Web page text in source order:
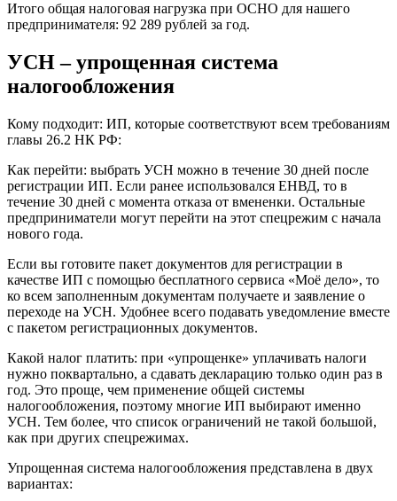
Итого общая налоговая нагрузка при ОСНО для нашего
предпринимателя: 92 289 рублей за год.
УСН – упрощенная система
налогообложения
Кому подходит: ИП, которые соответствуют всем требованиям
главы 26.2 НК РФ:
Как перейти: выбрать УСН можно в течение 30 дней после
регистрации ИП. Если ранее использовался ЕНВД, то в
течение 30 дней с момента отказа от вмененки. Остальные
предприниматели могут перейти на этот спецрежим с начала
нового года.
Если вы готовите пакет документов для регистрации в
качестве ИП с помощью бесплатного сервиса «Моё дело», то
ко всем заполненным документам получаете и заявление о
переходе на УСН. Удобнее всего подавать уведомление вместе
с пакетом регистрационных документов.
Какой налог платить: при «упрощенке» уплачивать налоги
нужно поквартально, а сдавать декларацию только один раз в
год. Это проще, чем применение общей системы
налогообложения, поэтому многие ИП выбирают именно
УСН. Тем более, что список ограничений не такой большой,
как при других спецрежимах.
Упрощенная система налогообложения представлена в двух
вариантах: